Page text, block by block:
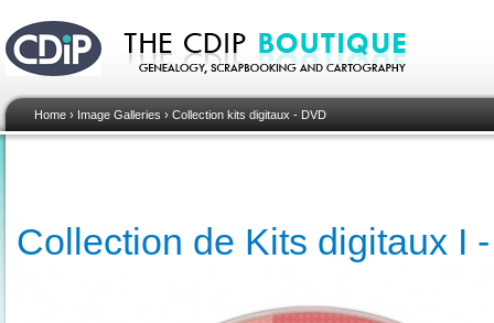
Home › Image Galleries › Collection kits digitaux - DVD
Collection de Kits digitaux I